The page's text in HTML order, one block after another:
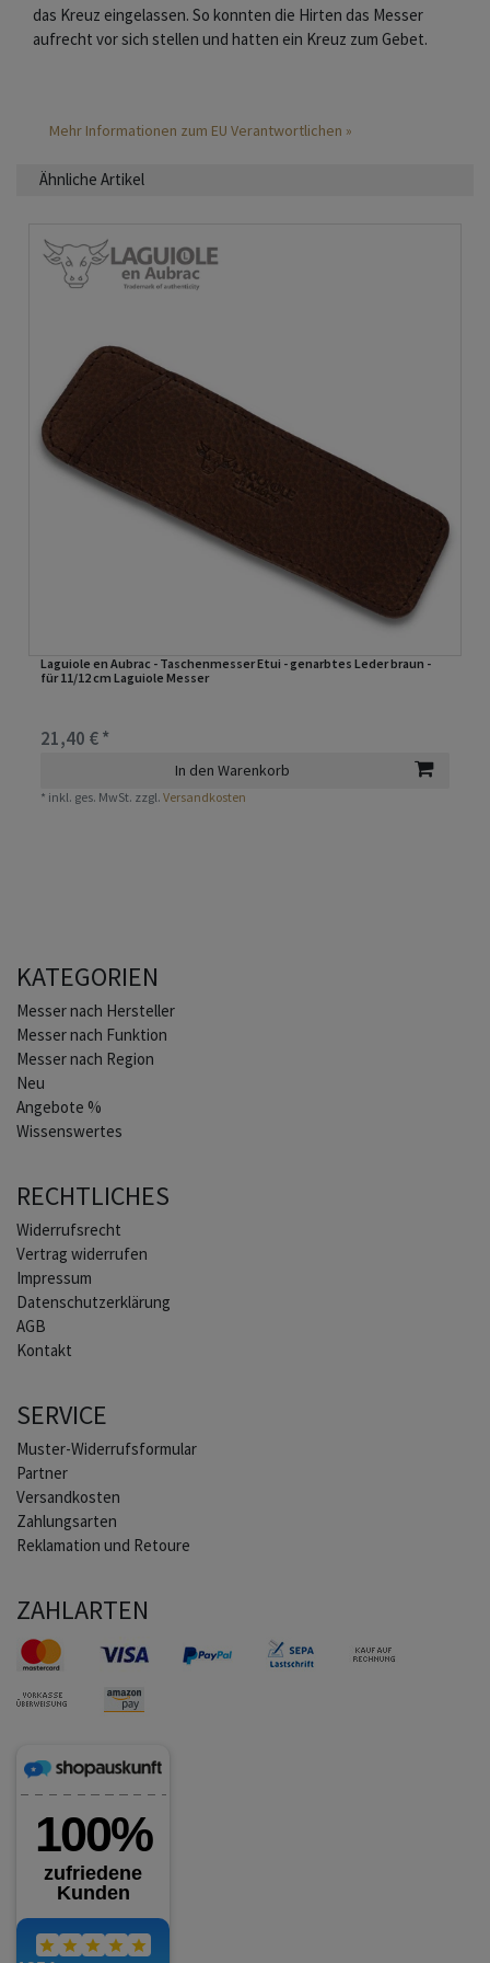
das Kreuz eingelassen. So konnten die Hirten das Messer
aufrecht vor sich stellen und hatten ein Kreuz zum Gebet.
Mehr Informationen zum EU Verantwortlichen »
Ähnliche Artikel
Laguiole en Aubrac - Taschenmesser Etui - genarbtes Leder braun -
für 11/12 cm Laguiole Messer
21,40 € *
In den Warenkorb
* inkl. ges. MwSt. zzgl.Versandkosten
KATEGORIEN
Home
Messer nach Hersteller
Messer nach Funktion
Messer nach Region
Neu
Angebote %
Wissenswertes
RECHTLICHES
Widerrufs­recht
Vertrag widerrufen
Impressum
Daten­schutz­erklärung
AGB
Kontakt
SERVICE
Muster-Widerrufsformular
Partner
Versandkosten
Zahlungsarten
Reklamation und Retoure
ZAHLARTEN